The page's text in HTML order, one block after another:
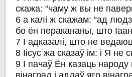
скажа: “чаму ж вы не
6 а калі ж скажам: “ад
бо ён перакананы, што
7 І адказалі, што не
8 Іісус жа сказаў ім: і Я
9 І пачаў Ён казаць народу